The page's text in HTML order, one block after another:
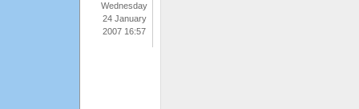
Wednesday
24 January
2007 16:57